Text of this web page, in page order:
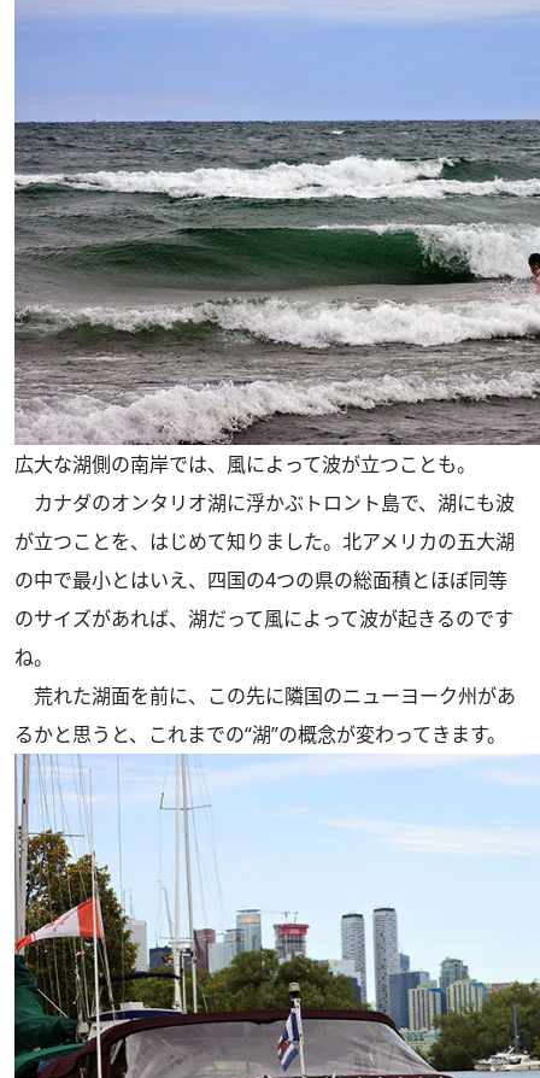
広大な湖側の南岸では、風によって波が立つことも。
カナダのオンタリオ湖に浮かぶトロント島で、湖にも波
が立つことを、はじめて知りました。北アメリカの五大湖
の中で最小とはいえ、四国の4つの県の総面積とほぼ同等
のサイズがあれば、湖だって風によって波が起きるのです
ね。
荒れた湖面を前に、この先に隣国のニューヨーク州があ
るかと思うと、これまでの“湖”の概念が変わってきます。